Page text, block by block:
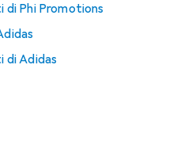
di Phi Promotions
di Adidas